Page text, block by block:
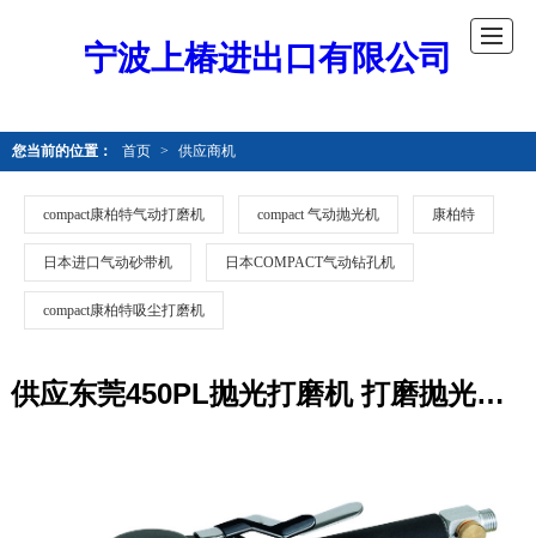
宁波上椿进出口有限公司
您当前的位置： 首页 > 供应商机
compact康柏特气动打磨机 compact 气动抛光机 康柏特
日本进口气动砂带机 日本COMPACT气动钻孔机
compact康柏特吸尘打磨机
供应东莞450PL抛光打磨机 打磨抛光机价格 腻子工具